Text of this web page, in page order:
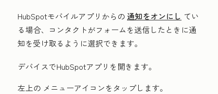
HubSpotモバイルアプリからの 通知をオンにし てい
る場合、コンタクトがフォームを送信したときに通
知を受け取るように選択できます。
デバイスでHubSpotアプリ を開きます。
左上の メニューアイコンをタップします。